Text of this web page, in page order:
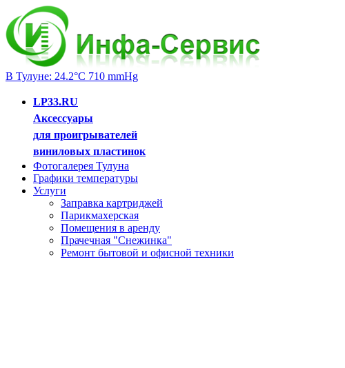
В Тулуне: 24.2°C 710 mmHg
LP33.RU
Аксессуары
для проигрывателей
виниловых пластинок
Фотогалерея Тулуна
Графики температуры
Услуги
Заправка картриджей
Парикмахерская
Помещения в аренду
Прачечная "Снежинка"
Ремонт бытовой и офисной техники